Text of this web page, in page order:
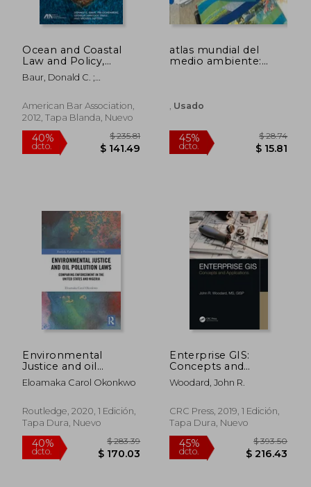
40% 45% $
45%
$ 53.64
45%
dcto.
Ocean and Coastal
Law and Policy,
Second Edition (en
Inglés)
Baur, Donald C. ;
Georgia Hancock
American Bar Association,
2012, Tapa Blanda, Nuevo
atlas mundial del
medio ambiente:
Usado
Environmental
Justice and oil
Pollution Laws:
Comparing
United States and
Nigeria (Routledge
Environmental
Studies) (en Inglés)
Eloamaka Carol Okonkwo
Routledge, 2020, 1 Edición,
Tapa Dura, Nuevo
Enterprise GIS:
Concepts and
Applications (en
Inglés)
Woodard, John R.
CRC Press, 2019, 1 Edición,
Tapa Dura, Nuevo